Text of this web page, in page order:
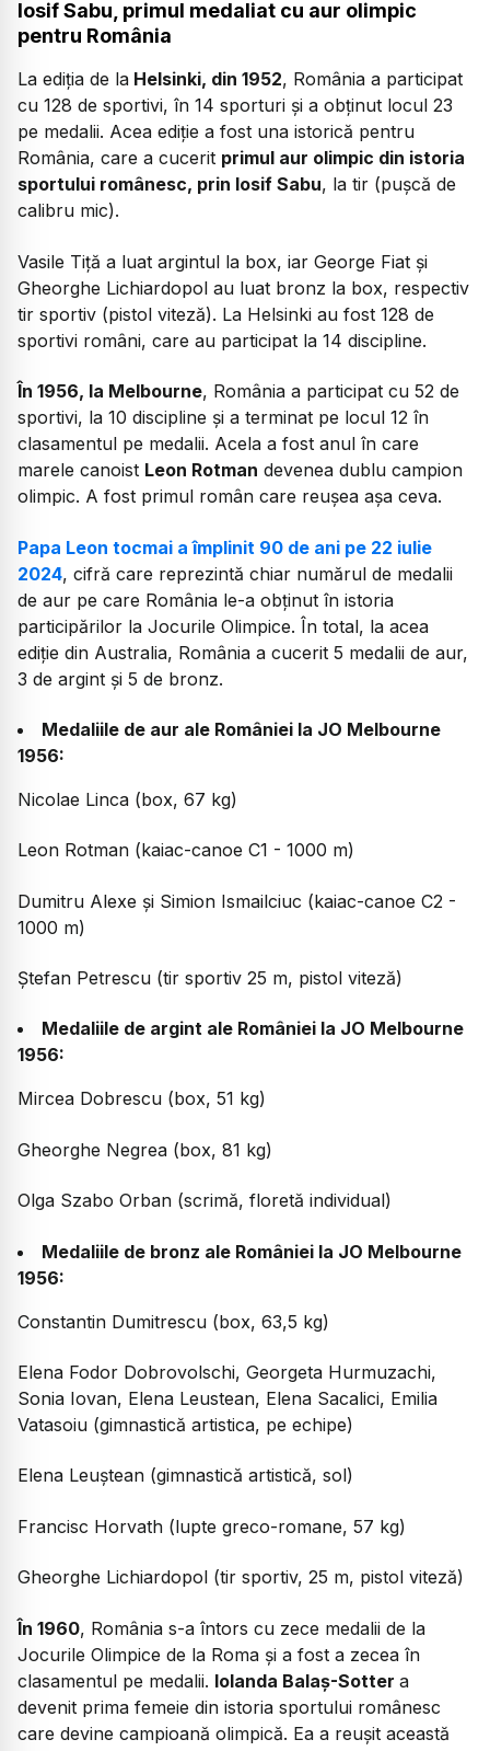
Iosif Sabu, primul medaliat cu aur olimpic
pentru România
La ediția de la Helsinki, din 1952, România a participat
cu 128 de sportivi, în 14 sporturi și a obținut locul 23
pe medalii. Acea ediție a fost una istorică pentru
România, care a cucerit primul aur olimpic din istoria
sportului românesc, prin Iosif Sabu, la tir (pușcă de
calibru mic).
Vasile Tiță a luat argintul la box, iar George Fiat și
Gheorghe Lichiardopol au luat bronz la box, respectiv
tir sportiv (pistol viteză). La Helsinki au fost 128 de
sportivi români, care au participat la 14 discipline.
În 1956, la Melbourne, România a participat cu 52 de
sportivi, la 10 discipline și a terminat pe locul 12 în
clasamentul pe medalii. Acela a fost anul în care
marele canoist Leon Rotman devenea dublu campion
olimpic. A fost primul român care reușea așa ceva.
Papa Leon tocmai a împlinit 90 de ani pe 22 iulie
2024, cifră care reprezintă chiar numărul de medalii
de aur pe care România le-a obținut în istoria
participărilor la Jocurile Olimpice. În total, la acea
ediție din Australia, România a cucerit 5 medalii de aur,
3 de argint și 5 de bronz.
Medaliile de aur ale României la JO Melbourne
1956:
Nicolae Linca (box, 67 kg)
Leon Rotman (kaiac-canoe C1 - 1000 m)
Dumitru Alexe și Simion Ismailciuc (kaiac-canoe C2 -
1000 m)
Ștefan Petrescu (tir sportiv 25 m, pistol viteză)
Medaliile de argint ale României la JO Melbourne
1956:
Mircea Dobrescu (box, 51 kg)
Gheorghe Negrea (box, 81 kg)
Olga Szabo Orban (scrimă, floretă individual)
Medaliile de bronz ale României la JO Melbourne
1956:
Constantin Dumitrescu (box, 63,5 kg)
Elena Fodor Dobrovolschi, Georgeta Hurmuzachi,
Sonia Iovan, Elena Leustean, Elena Sacalici, Emilia
Vatasoiu (gimnastică artistica, pe echipe)
Elena Leuștean (gimnastică artistică, sol)
Francisc Horvath (lupte greco-romane, 57 kg)
Gheorghe Lichiardopol (tir sportiv, 25 m, pistol viteză)
În 1960, România s-a întors cu zece medalii de la
Jocurile Olimpice de la Roma și a fost a zecea în
clasamentul pe medalii. Iolanda Balaș-Sotter a
devenit prima femeie din istoria sportului românesc
care devine campioană olimpică. Ea a reușit această